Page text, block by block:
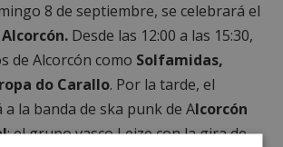
8 de septiembre, se celebrará el
Desde las 12:00 a las 15:30,
de Alcorcón como Solfamidas,
do Carallo. Por la tarde, el
la banda de ska punk de Alcorcón
; el grupo vasco Leize con la gira de